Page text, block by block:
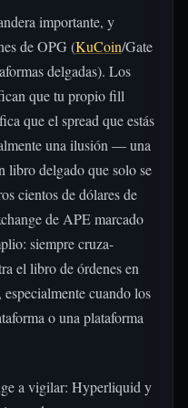
importante, y
de OPG (KuCoin/Gate
delgadas). Los
que tu propio fill
que el spread que estás
una ilusión — una
libro delgado que solo se
cientos de dólares de
de APE marcado
siempre cruza-
el libro de órdenes en
cuando los
o una plataforma
a vigilar: Hyperliquid y